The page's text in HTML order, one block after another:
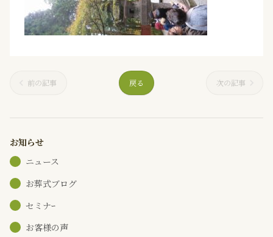
前の記事 戻る 次の記事
お知らせ
ニュース
お葬式ブログ
セミナｰ
お客様の声